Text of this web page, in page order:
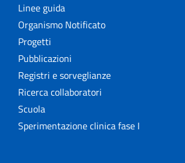
Linee guida
Organismo Notificato
Progetti
Pubblicazioni
Registri e sorveglianze
Ricerca collaboratori
Scuola
Sperimentazione clinica fase I